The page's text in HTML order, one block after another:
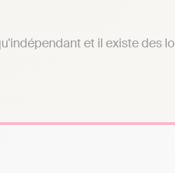
et il existe des